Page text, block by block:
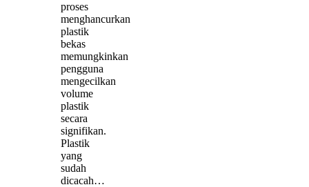
proses
menghancurkan
plastik
bekas
memungkinkan
pengguna
mengecilkan
volume
plastik
secara
signifikan.
Plastik
yang
sudah
dicacah…